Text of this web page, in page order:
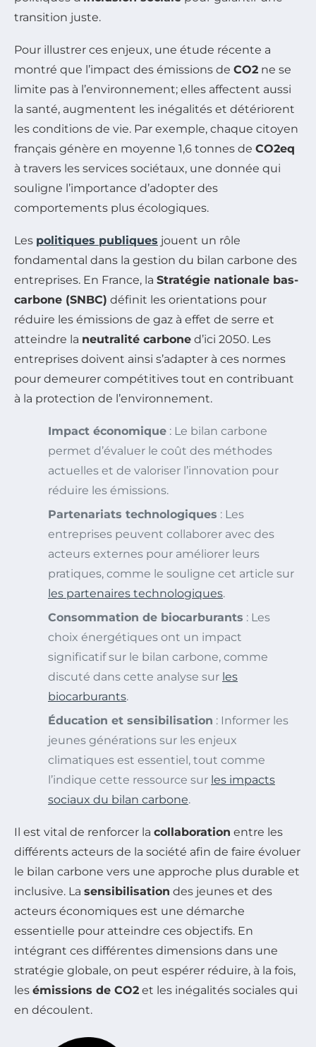
transition juste.
Pour illustrer ces enjeux, une étude récente a
montré que l’impact des émissions de CO2 ne se
limite pas à l’environnement; elles affectent aussi
la santé, augmentent les inégalités et détériorent
les conditions de vie. Par exemple, chaque citoyen
français génère en moyenne 1,6 tonnes de CO2eq
à travers les services sociétaux, une donnée qui
souligne l’importance d’adopter des
comportements plus écologiques.
Les politiques publiques jouent un rôle
fondamental dans la gestion du bilan carbone des
entreprises. En France, la Stratégie nationale bas-
carbone (SNBC) définit les orientations pour
réduire les émissions de gaz à effet de serre et
atteindre la neutralité carbone d’ici 2050. Les
entreprises doivent ainsi s’adapter à ces normes
pour demeurer compétitives tout en contribuant
à la protection de l’environnement.
Impact économique : Le bilan carbone
permet d’évaluer le coût des méthodes
actuelles et de valoriser l’innovation pour
réduire les émissions.
Partenariats technologiques : Les
entreprises peuvent collaborer avec des
acteurs externes pour améliorer leurs
pratiques, comme le souligne cet article sur
les partenaires technologiques.
Consommation de biocarburants : Les
choix énergétiques ont un impact
significatif sur le bilan carbone, comme
discuté dans cette analyse sur les
biocarburants.
Éducation et sensibilisation : Informer les
jeunes générations sur les enjeux
climatiques est essentiel, tout comme
l’indique cette ressource sur les impacts
sociaux du bilan carbone.
Il est vital de renforcer la collaboration entre les
différents acteurs de la société afin de faire évoluer
le bilan carbone vers une approche plus durable et
inclusive. La sensibilisation des jeunes et des
acteurs économiques est une démarche
essentielle pour atteindre ces objectifs. En
intégrant ces différentes dimensions dans une
stratégie globale, on peut espérer réduire, à la fois,
les émissions de CO2 et les inégalités sociales qui
en découlent.